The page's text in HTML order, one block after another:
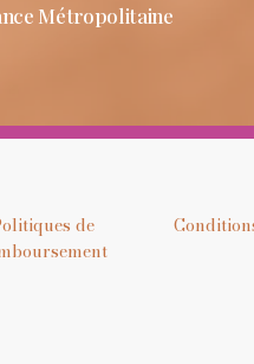
Métropolitaine
de